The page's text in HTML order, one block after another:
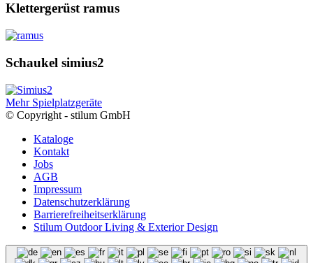
Klettergerüst ramus
Schaukel simius2
Mehr Spielplatzgeräte
© Copyright - stilum GmbH
Kataloge
Kontakt
Jobs
AGB
Impressum
Datenschutzerklärung
Barrierefreiheitserklärung
Stilum Outdoor Living & Exterior Design